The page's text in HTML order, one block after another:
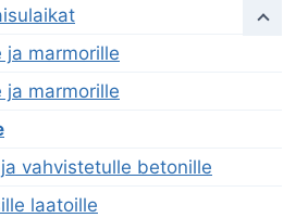
ja marmorille
ja marmorille
vahvistetulle betonille
laatoille